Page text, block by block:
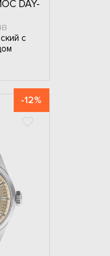
DAY-
с
-12%